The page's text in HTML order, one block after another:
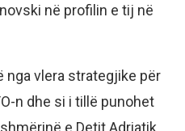
në profilin e tij në
nga vlera strategjike për
n dhe si i tillë punohet
e Detit Adriatik